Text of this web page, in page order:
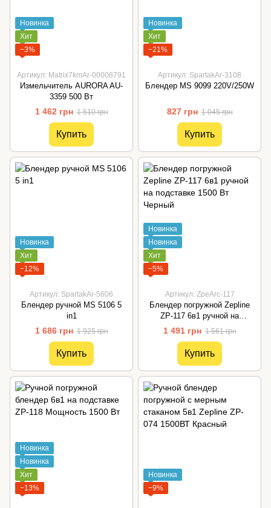
Новинка
Хит
−3%
Артикул: Matrix7kmAr-00008791
Измельчитель AURORA AU-
3359 500 Вт
1 462 грн 1 510 грн
Купить
Новинка
Хит
−21%
Артикул: SpartakAr-3108
Блендер MS 9099 220V/250W
827 грн 1 045 грн
Купить
Новинка
Хит
−12%
Артикул: SpartakAr-5606
Блендер ручной MS 5106 5
in1
1 686 грн 1 925 грн
Купить
Новинка
Новинка
Хит
−5%
Артикул: ZpeArc-117
Блендер погружной Zepline
ZP-117 6в1 ручной на
подставке 1500 Вт Черный
1 491 грн 1 561 грн
Купить
Новинка
Новинка
Хит
−13%
Новинка
−9%